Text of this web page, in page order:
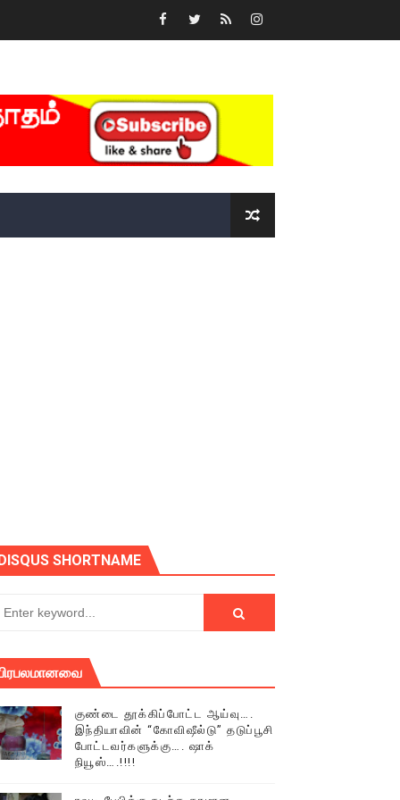
(செய்தியும்,படங்களும்..)
திரண்ட தமிழ்மக்கள்!!
SHORTNAME
குண்டை தூக்கிப்போட்ட ஆய்வு….
இந்தியாவின் “கோவிஷீல்டு” தடுப்பூசி
போட்டவர்களுக்கு…. ஷாக்
நியூஸ்….!!!!